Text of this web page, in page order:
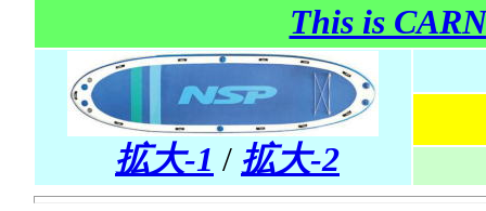
This is
拡大-1 / 拡大-2